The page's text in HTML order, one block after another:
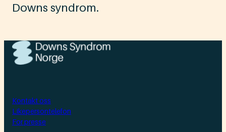
Downs syndrom.
Kontakt oss
Likepersontelefon
For presse